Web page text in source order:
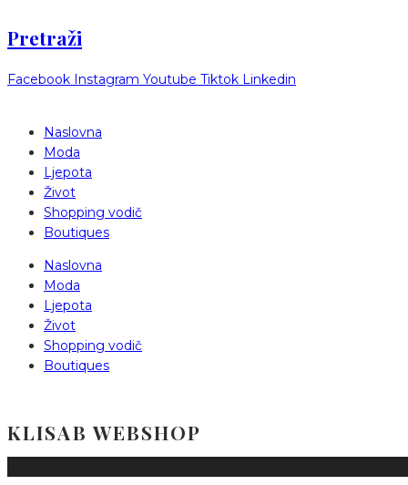
Pretraži
Facebook Instagram Youtube Tiktok Linkedin
Naslovna
Moda
Ljepota
Život
Shopping vodič
Boutiques
Naslovna
Moda
Ljepota
Život
Shopping vodič
Boutiques
KLISAB WEBSHOP